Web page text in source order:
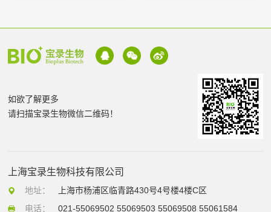
如欲了解更多
请扫描宝录生物微信二维码！
上海宝录生物科技有限公司
地址：
上海市杨浦区临青路430号4号楼4楼C区
电话：
021-55069502 55069503 55069508 55061584